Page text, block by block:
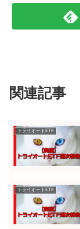
関連記事
トライオートETF
トライオートETF